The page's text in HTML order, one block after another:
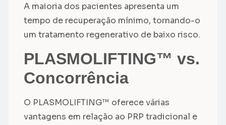
A maioria dos pacientes apresenta um
tempo de recuperação mínimo, tornando-o
um tratamento regenerativo de baixo risco.
PLASMOLIFTING™ vs.
Concorrência
O PLASMOLIFTING™ oferece várias
vantagens em relação ao PRP tradicional e